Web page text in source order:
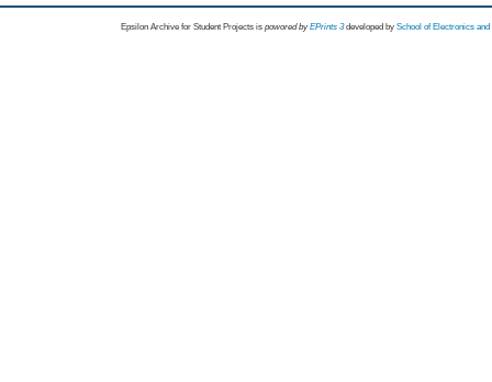
Epsilon Archive for Student Projects is powored byEPrints 3 developed by School of Electronics